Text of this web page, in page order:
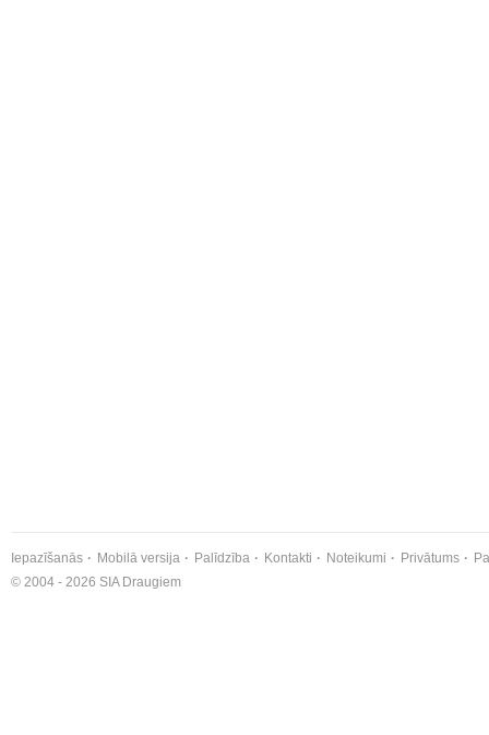
Iepazīšanās Mobilā versija Palīdzība Kontakti Noteikumi Privātums
© 2004 - 2026 SIA Draugiem